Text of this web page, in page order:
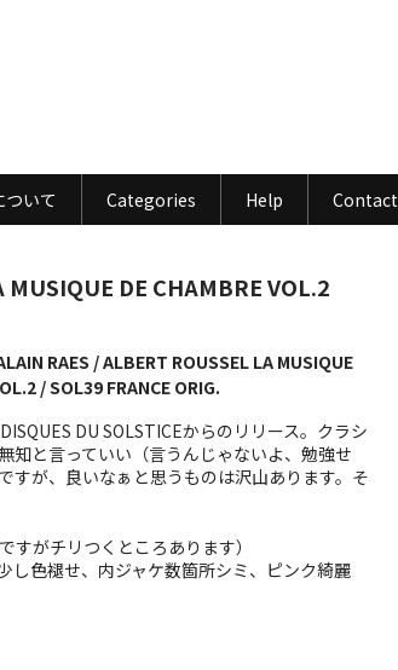
いて Categories Help Contact
DE CHAMBRE VOL.2
RAES / ALBERT ROUSSEL LA MUSIQUE
/ SOL39 FRANCE ORIG.
DU SOLSTICEからのリリース。クラシ
知と言っていい（言うんじゃないよ、勉強せ
すが、良いなぁと思うものは沢山あります。そ
すがチリつくところあります）
し色褪せ、内ジャケ数箇所シミ、ピンク綺麗